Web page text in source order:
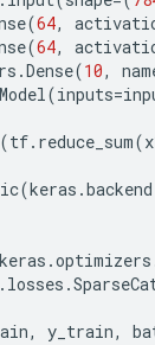
(64,
(64,
.Dense(10,
Model(inputs=
(tf. reduce_sum(
(keras .backend
keras .optimizers
. losses .
, y_train,